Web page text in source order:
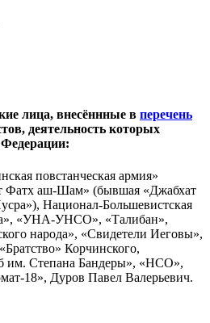
лица, внесённные в перечень
деятельность которых
повстанческая армия»
аш-Шам» (бывшая «Джабхат
Национал-Большевистская
«УНА-УНСО», «Талибан»,
народа», «Свидетели Иеговы»,
Корчинского,
им. Степана Бандеры», «НСО»,
18», Дуров Павел Валерьевич.